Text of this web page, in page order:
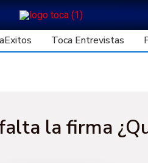
Toca Entrevistas
la firma